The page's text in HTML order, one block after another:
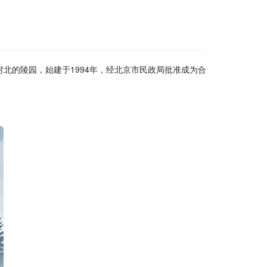
的陵园，始建于1994年，经北京市民政局批准成为合